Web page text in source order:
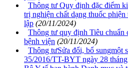
Thông tư Quy định đặc điểm
trị nghiện chất dạng thuốc
lập (20/11/2024)
Thông tư quy định Tiêu chuẩn
bệnh viện (20/11/2024)
Thông tưSửa đổi, bổ sungmột
35/2016/TT-BYT ngày 28